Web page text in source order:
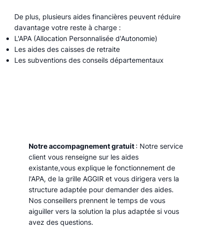
De plus, plusieurs aides financières peuvent réduire
davantage votre reste à charge :
L'APA (Allocation Personnalisée d'Autonomie)
Les aides des caisses de retraite
Les subventions des conseils départementaux
Notre accompagnement gratuit : Notre service
client vous renseigne sur les aides
existante,vous explique le fonctionnement de
l'APA, de la grille AGGIR et vous dirigera vers la
structure adaptée pour demander des aides.
Nos conseillers prennent le temps de vous
aiguiller vers la solution la plus adaptée si vous
avez des questions.